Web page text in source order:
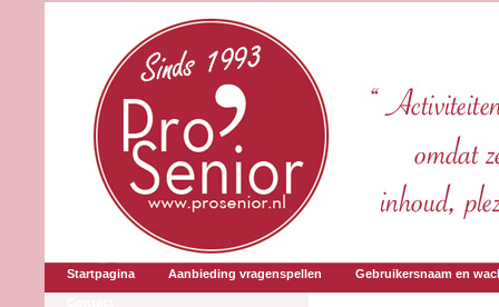
Startpagina Aanbieding vragenspellen Gebruikersnaam en